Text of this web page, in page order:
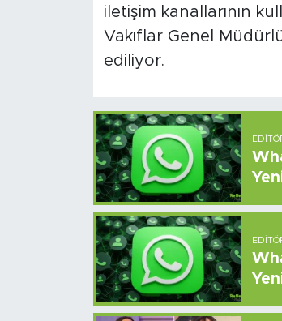
iletişim kanallarının
Vakıflar Genel
ediliyor.